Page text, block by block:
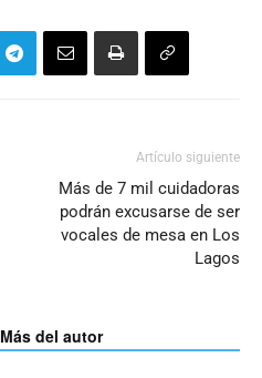
Artículo siguiente
Más de 7 mil cuidadoras
podrán excusarse de ser
vocales de mesa en Los
Lagos
Más del autor